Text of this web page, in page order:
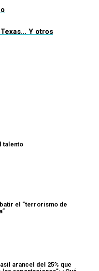
Y otros
talento
el “terrorismo de
arancel del 25% que